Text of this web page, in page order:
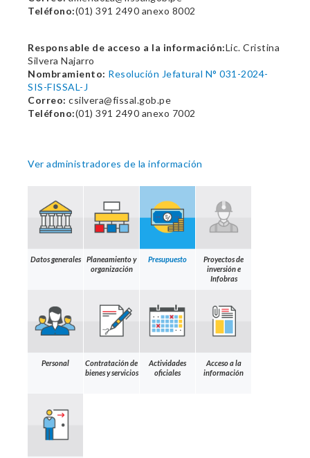
Teléfono:(01) 391 2490 anexo 8002
Responsable de acceso a la información:Lic. Cristina
Silvera Najarro
Nombramiento: Resolución Jefatural N° 031-2024-
SIS-FISSAL-J
Correo: csilvera@fissal.gob.pe
Teléfono:(01) 391 2490 anexo 7002
Ver administradores de la información
Datos generales
Planeamiento y
organización
Presupuesto
Proyectos de
inversión e
Infobras
Personal
Contratación de
bienes y servicios
Actividades
oficiales
Acceso a la
información